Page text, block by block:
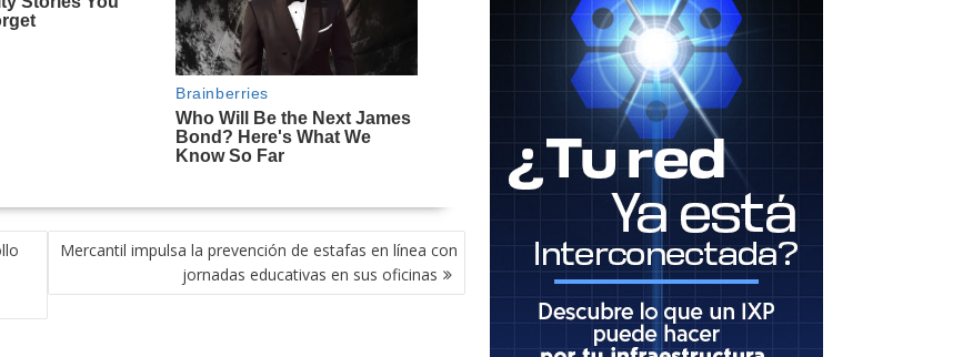
Mercantil impulsa la prevención de estafas en línea con
jornadas educativas en sus oficinas